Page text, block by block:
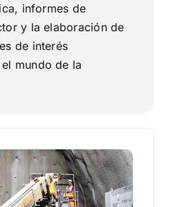
informes de
y la elaboración de
de interés
mundo de la